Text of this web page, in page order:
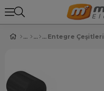
Entegre Çeşitleri